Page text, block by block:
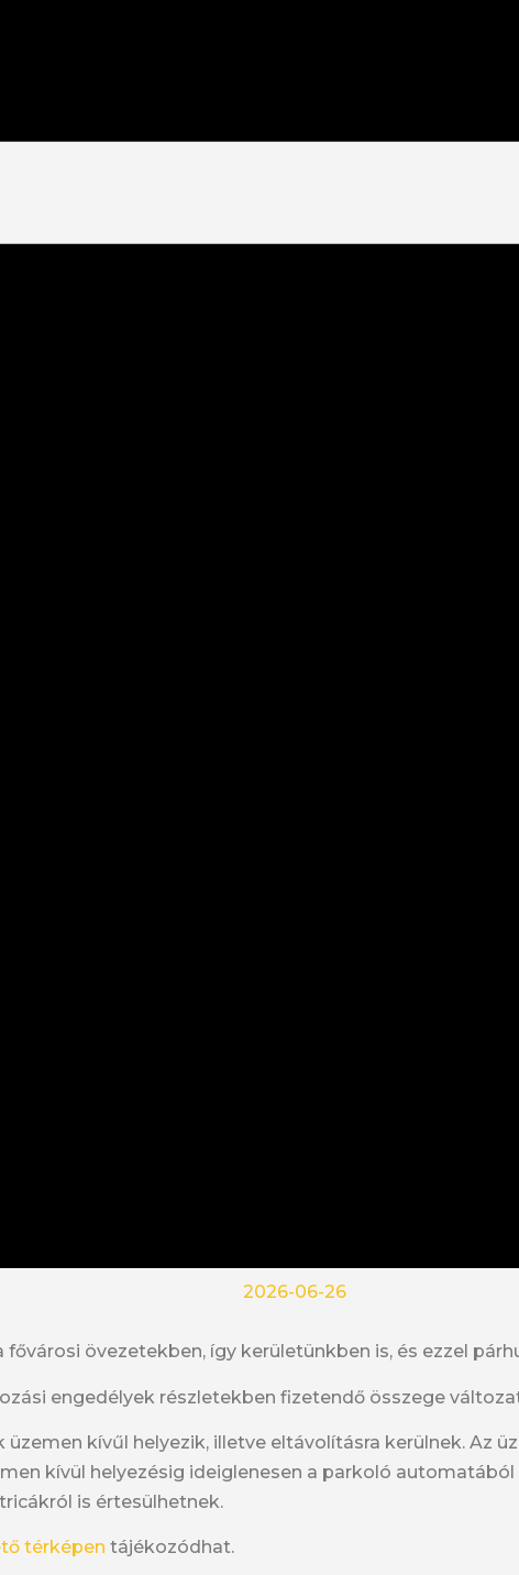
2026-06-26
övezetekben, így kerületünkben is, és ezzel
engedélyek részletekben fizetendő összege
kívűl helyezik, illetve eltávolításra kerülnek. Az
kívül helyezésig ideiglenesen a parkoló
is értesülhetnek.
térképen tájékozódhat.